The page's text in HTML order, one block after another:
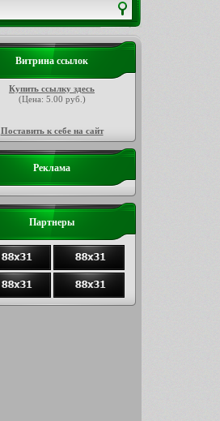
Витрина ссылок
Купить ссылку здесь
(Цена: 5.00 руб.)
Поставить к себе на сайт
Реклама
Партнеры